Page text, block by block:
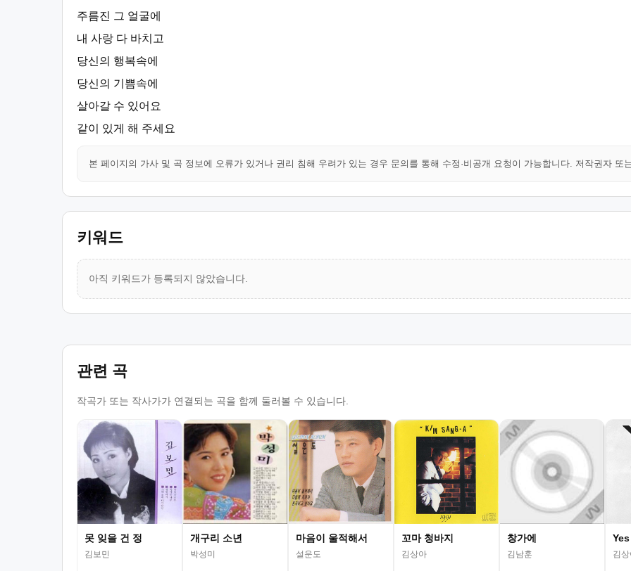
주름진 그 얼굴에
내 사랑 다 바치고
당신의 행복속에
당신의 기쁨속에
살아갈 수 있어요
같이 있게 해 주세요
본 페이지의 가사 및 곡 정보에 오류가 있거나 권리 침해 우려가 있는 경우 문의를 통해 수정·비공개 요청이 가능합니다. 저작권자
키워드
아직 키워드가 등록되지 않았습니다.
관련 곡
작곡가 또는 작사가가 연결되는 곡을 함께 둘러볼 수 있습니다.
못 잊을 건 정
김보민
개구리 소년
박성미
마음이 울적해서
설운도
꼬마 청바지
김상아
창가에
김남훈 김